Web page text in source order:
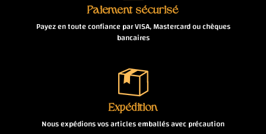
Paiement sécurisé
Payez en toute confiance par VISA, Mastercard ou chèques
bancaires
Expédition
Nous expédions vos articles emballés avec précaution